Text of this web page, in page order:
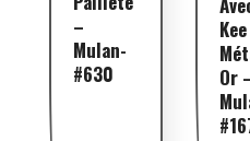
–
Mulan-
#630
Or